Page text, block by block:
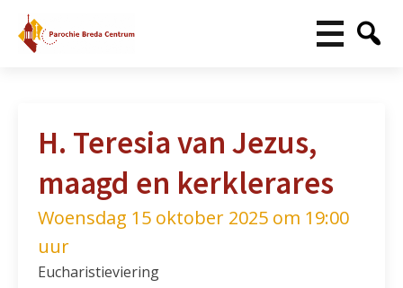
H. Teresia van Jezus,
maagd en kerklerares
Woensdag 15 oktober 2025 om 19:00
uur
Eucharistieviering